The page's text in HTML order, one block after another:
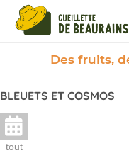
Des fruits,
BLEUETS ET COSMOS
tout
Panneau de gestion des